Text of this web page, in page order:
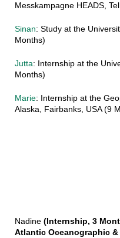
Messkampagne HEADS,
Sinan: Study at the
Months)
Jutta: Internship at the
Months)
Marie: Internship at the
Alaska, Fairbanks, USA (9
Nadine(Internship, 3
Atlantic Oceanographic